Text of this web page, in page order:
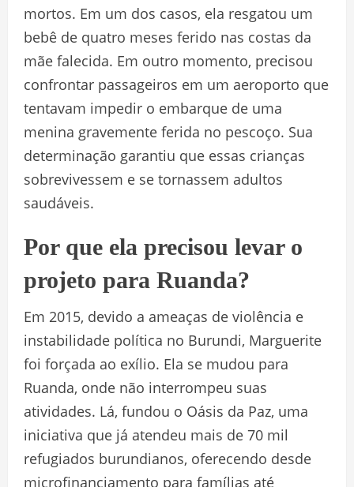
mortos. Em um dos casos, ela resgatou um
bebê de quatro meses ferido nas costas da
mãe falecida. Em outro momento, precisou
confrontar passageiros em um aeroporto que
tentavam impedir o embarque de uma
menina gravemente ferida no pescoço. Sua
determinação garantiu que essas crianças
sobrevivessem e se tornassem adultos
saudáveis.
Por que ela precisou levar o
projeto para Ruanda?
Em 2015, devido a ameaças de violência e
instabilidade política no Burundi, Marguerite
foi forçada ao exílio. Ela se mudou para
Ruanda, onde não interrompeu suas
atividades. Lá, fundou o Oásis da Paz, uma
iniciativa que já atendeu mais de 70 mil
refugiados burundianos, oferecendo desde
microfinanciamento para famílias até